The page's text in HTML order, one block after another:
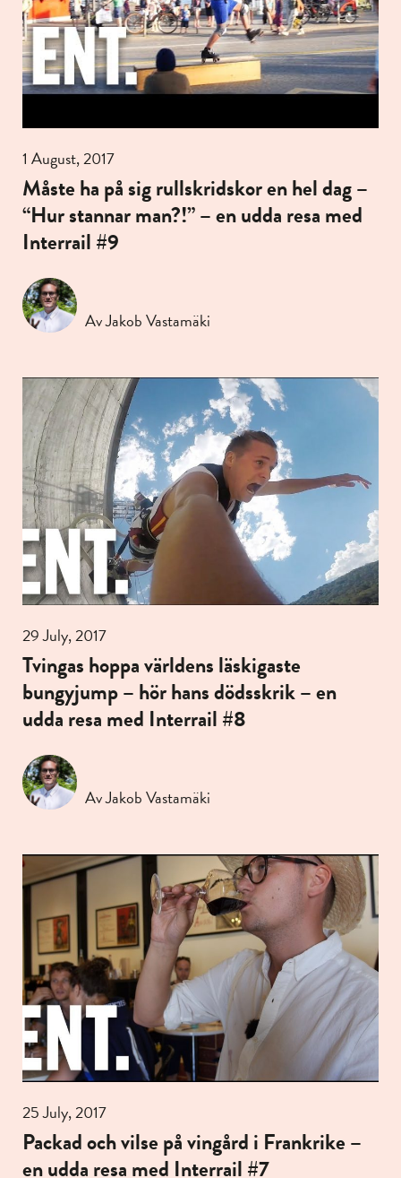
1 August, 2017
Måste ha på sig rullskridskor en hel dag –
“Hur stannar man?!” – en udda resa med
Interrail #9
Av Jakob Vastamäki
29 July, 2017
Tvingas hoppa världens läskigaste
bungyjump – hör hans dödsskrik – en
udda resa med Interrail #8
Av Jakob Vastamäki
25 July, 2017
Packad och vilse på vingård i Frankrike –
en udda resa med Interrail #7